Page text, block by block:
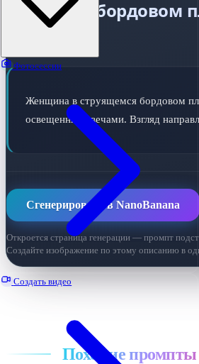
Фотосессии
Создать видео
Гадалка в бордовом
Женщина в струящемся бордовом
освещенные свечами. Взгляд
Сгенерировать в NanoBanana
Откроется страница генерации — промпт
Создайте изображение по этому описанию в
Все промпты
Похожие промпты